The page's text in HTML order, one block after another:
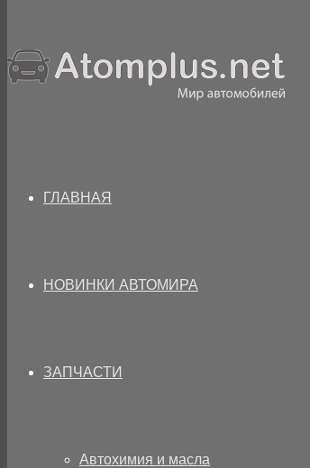
ГЛАВНАЯ
НОВИНКИ АВТОМИРА
ЗАПЧАСТИ
Автохимия и масла